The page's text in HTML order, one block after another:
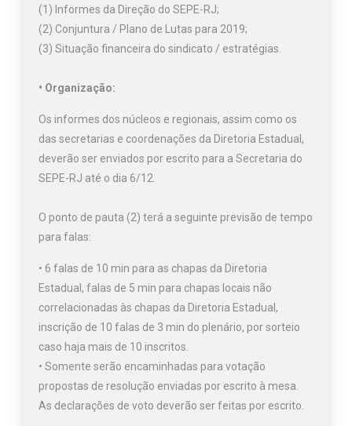
(1) Informes da Direção do SEPE-RJ;
(2) Conjuntura / Plano de Lutas para 2019;
(3) Situação financeira do sindicato / estratégias.
• Organização:
Os informes dos núcleos e regionais, assim como os
das secretarias e coordenações da Diretoria Estadual,
deverão ser enviados por escrito para a Secretaria do
SEPE-RJ até o dia 6/12.
O ponto de pauta (2) terá a seguinte previsão de tempo
para falas:
• 6 falas de 10 min para as chapas da Diretoria
Estadual, falas de 5 min para chapas locais não
correlacionadas às chapas da Diretoria Estadual,
inscrição de 10 falas de 3 min do plenário, por sorteio
caso haja mais de 10 inscritos.
• Somente serão encaminhadas para votação
propostas de resolução enviadas por escrito à mesa.
As declarações de voto deverão ser feitas por escrito.